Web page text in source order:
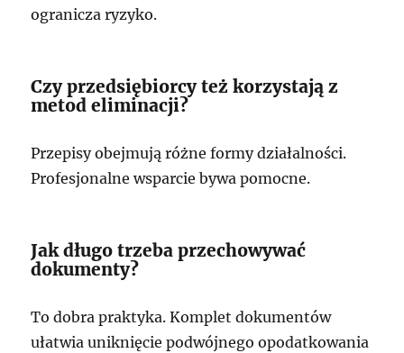
ogranicza ryzyko.
Czy przedsiębiorcy też korzystają z
metod eliminacji?
Przepisy obejmują różne formy działalności.
Profesjonalne wsparcie bywa pomocne.
Jak długo trzeba przechowywać
dokumenty?
To dobra praktyka. Komplet dokumentów
ułatwia uniknięcie podwójnego opodatkowania